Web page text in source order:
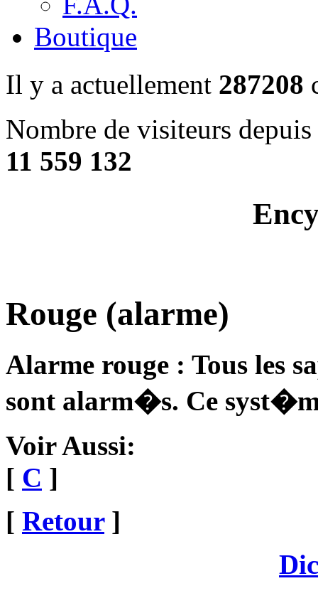
Boutique
Il y a actuellement 287208
Nombre de visiteurs
11 559 132
Rouge (alarme)
Alarme rouge : Tous les
sont alarm�s. Ce
Voir Aussi:
[ C ]
[ Retour]